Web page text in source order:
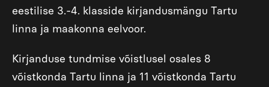
eestilise 3.-4. klasside kirjandusmängu Tartu
linna ja maakonna eelvoor.
Kirjanduse tundmise võistlusel osales 8
võistkonda Tartu linna ja 11 võistkonda Tartu